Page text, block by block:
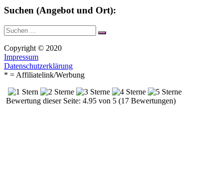
Suchen (Angebot und Ort):
Suche
nach:
Suchen
Copyright © 2020
Impressum
Datenschutzerklärung
* = Affiliatelink/Werbung
Bewertung dieser Seite: 4.95 von 5 (17 Bewertungen)